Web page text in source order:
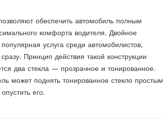
обеспечить автомобиль полным
комфорта водителя. Двойное
услуга среди автомобилистов,
Принцип действия такой конструкции
два стекла — прозрачное и тонированное.
может поднять тонированное стекло простым
его.